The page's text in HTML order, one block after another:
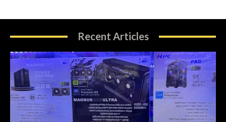
Recent Articles